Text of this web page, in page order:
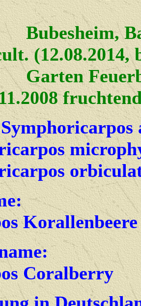
Bubesheim,
(12.08.2014,
Garten
Korallenbeere
Coralberry